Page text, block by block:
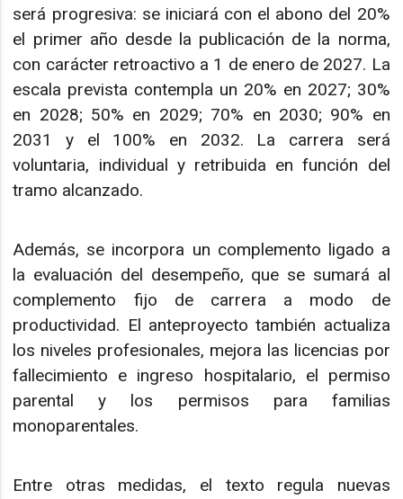
será progresiva: se iniciará con el abono del 20%
el primer año desde la publicación de la norma,
con carácter retroactivo a 1 de enero de 2027. La
escala prevista contempla un 20% en 2027; 30%
en 2028; 50% en 2029; 70% en 2030; 90% en
2031 y el 100% en 2032. La carrera será
voluntaria, individual y retribuida en función del
tramo alcanzado.
Además, se incorpora un complemento ligado a
la evaluación del desempeño, que se sumará al
complemento fijo de carrera a modo de
productividad. El anteproyecto también actualiza
los niveles profesionales, mejora las licencias por
fallecimiento e ingreso hospitalario, el permiso
parental y los permisos para familias
monoparentales.
Entre otras medidas, el texto regula nuevas